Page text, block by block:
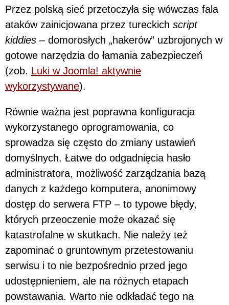
Przez polską sieć przetoczyła się wówczas fala
ataków zainicjowana przez tureckich script
kiddies – domorosłych „hakerów” uzbrojonych w
gotowe narzędzia do łamania zabezpieczeń
(zob. Luki w Joomla! aktywnie
wykorzystywane).
Równie ważna jest poprawna konfiguracja
wykorzystanego oprogramowania, co
sprowadza się często do zmiany ustawień
domyślnych. Łatwe do odgadnięcia hasło
administratora, możliwość zarządzania bazą
danych z każdego komputera, anonimowy
dostęp do serwera FTP – to typowe błędy,
których przeoczenie może okazać się
katastrofalne w skutkach. Nie należy też
zapominać o gruntownym przetestowaniu
serwisu i to nie bezpośrednio przed jego
udostępnieniem, ale na różnych etapach
powstawania. Warto nie odkładać tego na